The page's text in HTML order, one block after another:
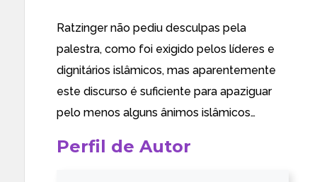
Ratzinger não pediu desculpas pela
palestra, como foi exigido pelos líderes e
dignitários islâmicos, mas aparentemente
este discurso é suficiente para apaziguar
pelo menos alguns ânimos islâmicos…
Perfil de Autor